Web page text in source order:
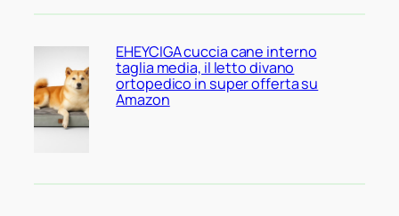
EHEYCIGA cuccia cane interno
taglia media, il letto divano
ortopedico in super offerta su
Amazon